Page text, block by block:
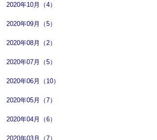
2020年10月（4）
2020年09月（5）
2020年08月（2）
2020年07月（5）
2020年06月（10）
2020年05月（7）
2020年04月（6）
2020年03月（7）